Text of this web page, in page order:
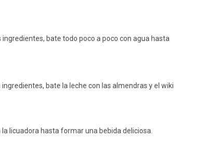
bate todo poco a poco con agua hasta
bate la leche con las almendras y el wiki
licuadora hasta formar una bebida deliciosa.